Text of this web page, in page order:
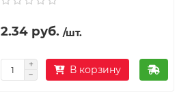
2.34 руб. /шт.
В корзину